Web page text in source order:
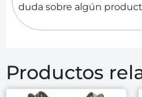
duda sobre algún
Productos